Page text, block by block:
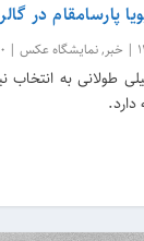
پارسامقام در
| خبر,نمایشگاه عکس |
0
طولانی به انتخاب